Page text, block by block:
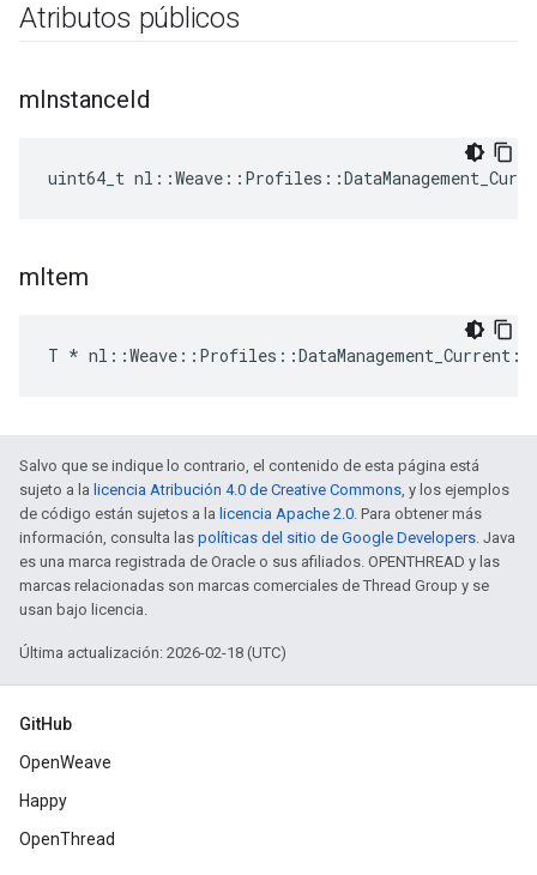
Atributos públicos
mInstanceId
uint64_t
mItem
T *
Salvo que se indique lo contrario, el contenido de esta página está
sujeto a la licencia Atribución 4.0 de Creative Commons, y los ejemplos
de código están sujetos a la licencia Apache 2.0. Para obtener más
información, consulta las políticas del sitio de Google Developers. Java
es una marca registrada de Oracle o sus afiliados. OPENTHREAD y las
marcas relacionadas son marcas comerciales de Thread Group y se
usan bajo licencia.
Última actualización: 2026-02-18 (UTC)
GitHub
OpenWeave
Happy
OpenThread